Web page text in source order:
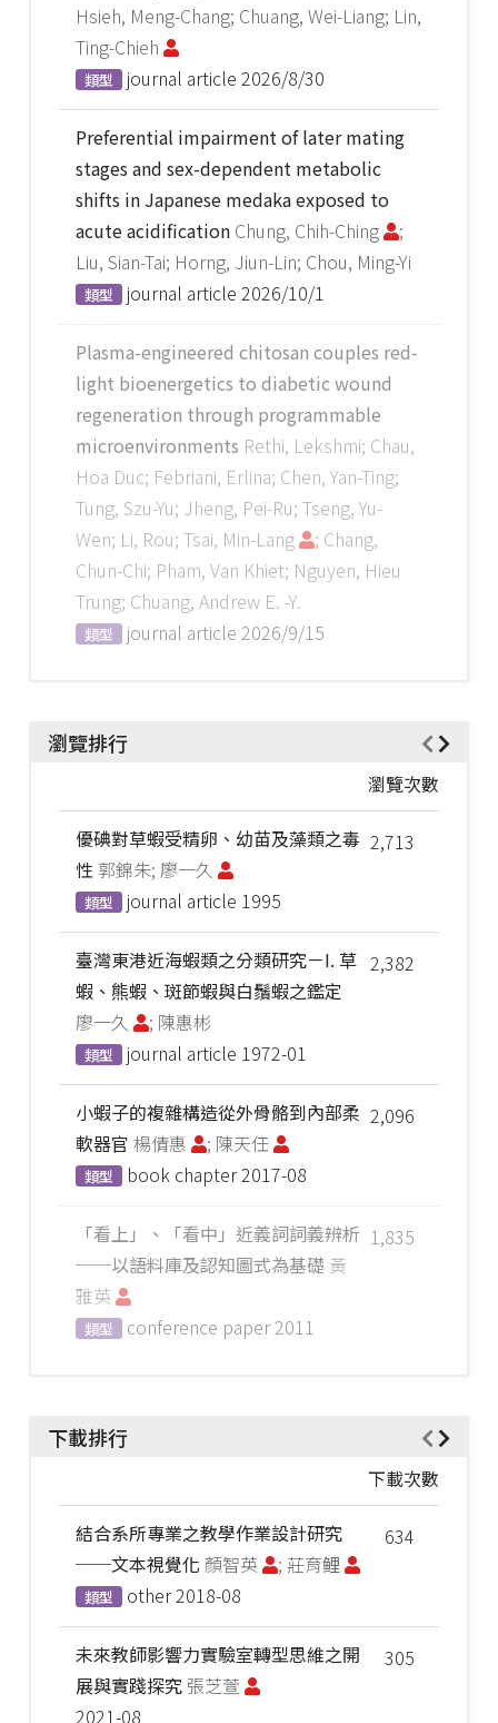
Hsieh, Meng-Chang; Chuang, Wei-Liang; Lin,
Ting-Chieh
類型 journal article 2026/8/30
Preferential impairment of later mating
stages and sex-dependent metabolic
shifts in Japanese medaka exposed to
acute acidification Chung, Chih-Ching
;
Liu, Sian-Tai; Horng, Jiun-Lin; Chou, Ming-Yi
類型 journal article 2026/10/1
Plasma-engineered chitosan couples red-
light bioenergetics to diabetic wound
regeneration through programmable
microenvironments Rethi, Lekshmi; Chau,
Hoa Duc; Febriani, Erlina; Chen, Yan-Ting;
Tung, Szu-Yu; Jheng, Pei-Ru; Tseng, Yu-
Wen; Li, Rou; Tsai, Min-Lang
; Chang,
Chun-Chi; Pham, Van Khiet; Nguyen, Hieu
Trung; Chuang, Andrew E. -Y.
類型 journal article 2026/9/15
瀏覽排行
瀏覽次數
2,713
優碘對草蝦受精卵、幼苗及藻類之毒
性 郭錦朱; 廖一久
類型 journal article 1995
2,382
臺灣東港近海蝦類之分類研究－I. 草
蝦、熊蝦、斑節蝦與白鬚蝦之鑑定
廖一久
; 陳惠彬
類型 journal article 1972-01
2,096
小蝦子的複雜構造從外骨骼到內部柔
軟器官 楊倩惠 ; 陳天任
類型 book chapter2017-08
1,835
「看上」、「看中」近義詞詞義辨析
──以語料庫及認知圖式為基礎 黃
雅英
類型 conference paper2011
下載排行
下載次數
634
結合系所專業之教學作業設計研究
──文本視覺化 顏智英 ; 莊育鲤
類型 other2018-08
305
未來教師影響力實驗室轉型思維之開
展與實踐探究 張芝萱
2021-08